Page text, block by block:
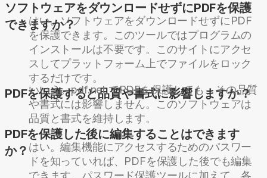
ソフトウェアをダウンロードせずにPDFを保護
できますか？
はい。ソフトウェアをダウンロードせずにPDF
を保護できます。このツールではプログラムの
インストールは不要です。このサイトにアクセ
スしてプラットフォーム上でファイルをロック
するだけです。
PDFを保護すると品質や書式に影響しますか？
いいえ。pdf.net でPDFを保護しても、その品質
や書式には影響しません。このソフトウェアは
品質と書式を維持します。
PDFを保護した後に編集することはできます
か？ はい。編集機能にアクセスするためのパスワー
ドを知っていれば、PDFを保護した後でも編集
できます。パスワード保護ツールに加えて、各